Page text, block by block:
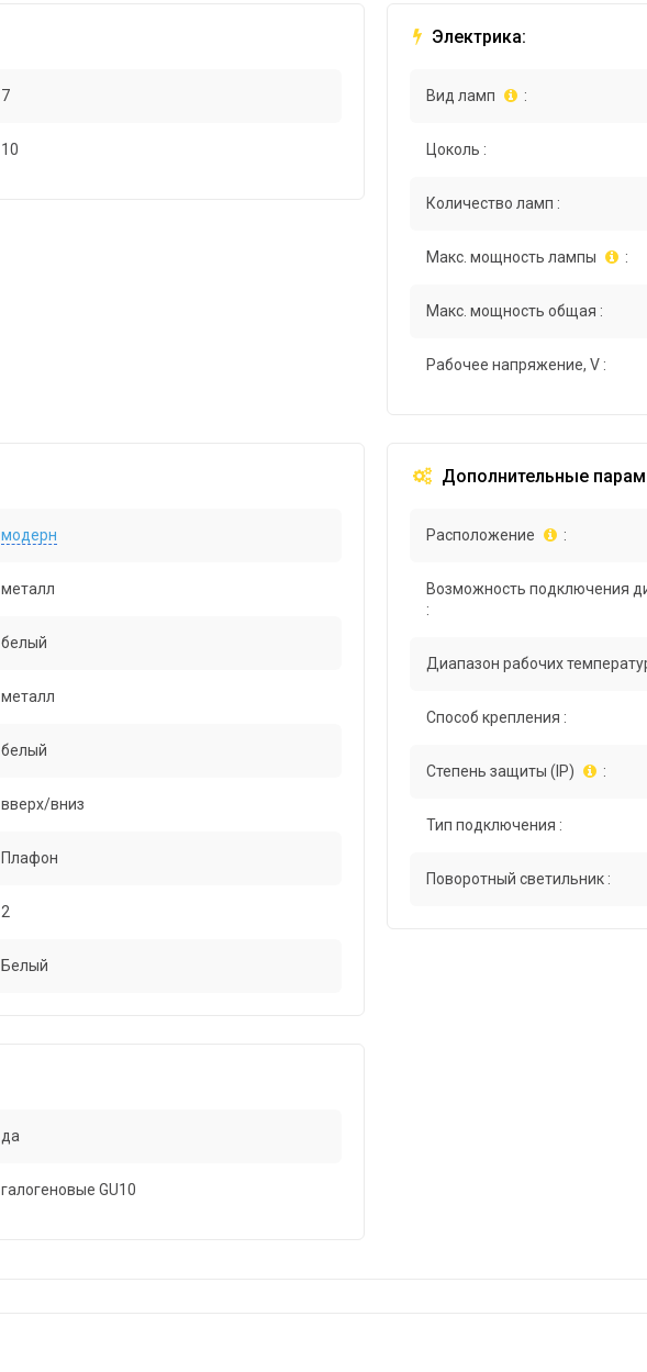
7
10
Электрика:
Вид ламп :
Цоколь :
Количество ламп :
Макс. мощность лампы :
Макс. мощность общая :
Рабочее напряжение, V :
модерн
металл
белый
металл
белый
вверх/вниз
Плафон
2
Белый
Дополнительные
Расположение :
Возможность подключения
:
Диапазон рабочих
Способ крепления :
Степень защиты (IP) :
Тип подключения :
Поворотный светильник :
да
галогеновые GU10